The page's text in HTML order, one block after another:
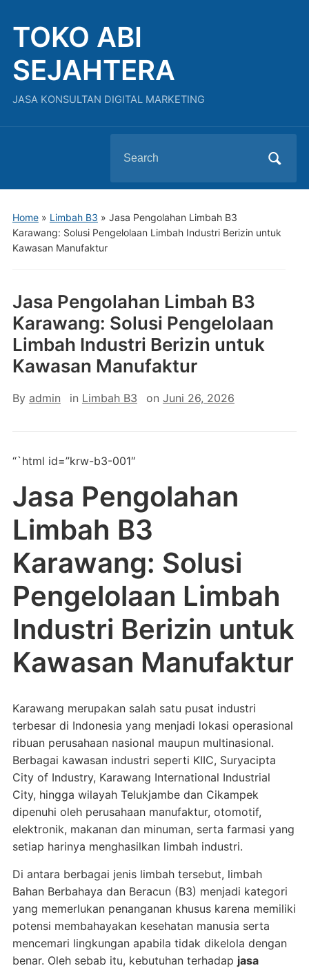
TOKO ABI
SEJAHTERA
JASA KONSULTAN DIGITAL MARKETING
for:
Home» Limbah B3 » Jasa Pengolahan Limbah B3
Karawang: Solusi Pengelolaan Limbah Industri Berizin untuk
Kawasan Manufaktur
Jasa Pengolahan Limbah B3
Karawang: Solusi Pengelolaan
Limbah Industri Berizin untuk
Kawasan Manufaktur
By admin in Limbah B3 on Juni 26, 2026
“`html id=”krw-b3-001″
Jasa Pengolahan
Limbah B3
Karawang: Solusi
Pengelolaan Limbah
Industri Berizin untuk
Kawasan Manufaktur
Karawang merupakan salah satu pusat industri
terbesar di Indonesia yang menjadi lokasi operasional
ribuan perusahaan nasional maupun multinasional.
Berbagai kawasan industri seperti KIIC, Suryacipta
City of Industry, Karawang International Industrial
City, hingga wilayah Telukjambe dan Cikampek
dipenuhi oleh perusahaan manufaktur, otomotif,
elektronik, makanan dan minuman, serta farmasi yang
setiap harinya menghasilkan limbah industri.
Di antara berbagai jenis limbah tersebut, limbah
Bahan Berbahaya dan Beracun (B3) menjadi kategori
yang memerlukan penanganan khusus karena memiliki
potensi membahayakan kesehatan manusia serta
mencemari lingkungan apabila tidak dikelola dengan
benar. Oleh sebab itu, kebutuhan terhadap jasa